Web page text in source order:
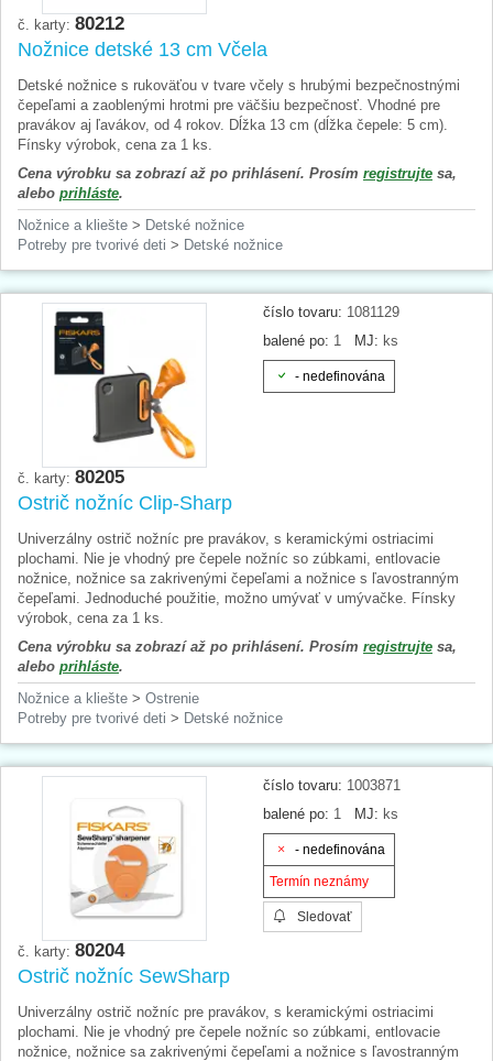
č. karty: 80212
Nožnice detské 13 cm Včela
Detské nožnice s rukoväťou v tvare včely s hrubými bezpečnostnými
čepeľami a zaoblenými hrotmi pre väčšiu bezpečnosť. Vhodné pre
pravákov aj ľavákov, od 4 rokov. Dĺžka 13 cm (dĺžka čepele: 5 cm).
Fínsky výrobok, cena za 1 ks.
Cena výrobku sa zobrazí až po prihlásení. Prosím registrujte sa,
alebo prihláste.
Nožnice a kliešte > Detské nožnice
Potreby pre tvorivé deti > Detské nožnice
číslo tovaru: 1081129
balené po: 1 MJ: ks
- nedefinována
č. karty: 80205
Ostrič nožníc Clip-Sharp
Univerzálny ostrič nožníc pre pravákov, s keramickými ostriacimi
plochami. Nie je vhodný pre čepele nožníc so zúbkami, entlovacie
nožnice, nožnice sa zakrivenými čepeľami a nožnice s ľavostranným
čepeľami. Jednoduché použitie, možno umývať v umývačke. Fínsky
výrobok, cena za 1 ks.
Cena výrobku sa zobrazí až po prihlásení. Prosím registrujte sa,
alebo prihláste.
Nožnice a kliešte > Ostrenie
Potreby pre tvorivé deti > Detské nožnice
číslo tovaru: 1003871
balené po: 1 MJ: ks
- nedefinována
Termín neznámy
Sledovať
č. karty: 80204
Ostrič nožníc SewSharp
Univerzálny ostrič nožníc pre pravákov, s keramickými ostriacimi
plochami. Nie je vhodný pre čepele nožníc so zúbkami, entlovacie
nožnice, nožnice sa zakrivenými čepeľami a nožnice s ľavostranným